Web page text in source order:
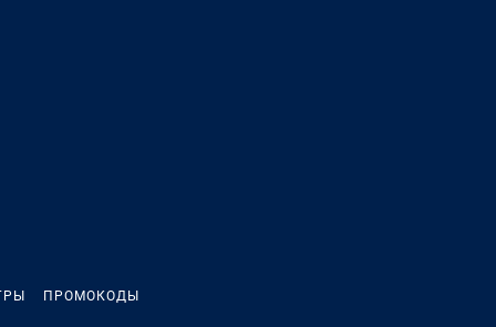
ПРОМОКОДЫ